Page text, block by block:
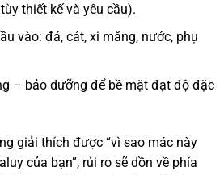
thiết kế và yêu cầu).
vào: đá, cát, xi măng, nước, phụ
– bảo dưỡng để bề mặt đạt độ đặc
giải thích được “vì sao mác này
của bạn”, rủi ro sẽ dồn về phía